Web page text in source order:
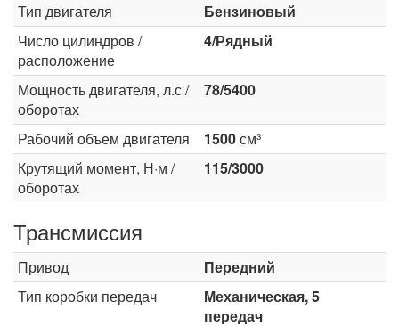
Тип двигателя
Бензиновый
Число цилиндров /
расположение
4/Рядный
Мощность двигателя, л.с /
оборотах
78/5400
Рабочий объем двигателя 1500см³
Крутящий момент, Н·м /
оборотах
115/3000
Трансмиссия
Привод
Передний
Тип коробки передач
Механическая, 5
передач